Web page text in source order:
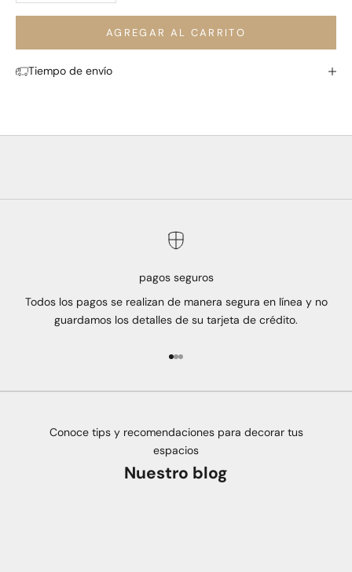
AGREGAR AL CARRITO
Tiempo de envío
pagos seguros
Todos los pagos se realizan de manera segura en línea y no
guardamos los detalles de su tarjeta de crédito.
Ir al artículo 1
Ir al artículo 2
Ir al artículo 3
Conoce tips y recomendaciones para decorar tus
espacios
Nuestro blog